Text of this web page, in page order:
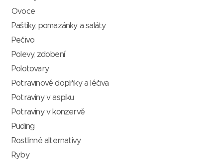
Ovoce
Paštiky, pomazánky a saláty
Pečivo
Polevy, zdobení
Polotovary
Potravinové doplňky a léčiva
Potraviny v aspiku
Potraviny v konzervě
Puding
Rostlinné alternativy
Ryby